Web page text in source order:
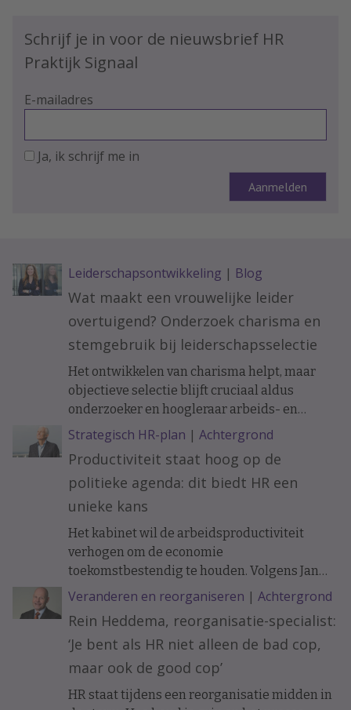
Schrijf je in voor de nieuwsbrief HR
Praktijk Signaal
E-mailadres
Ja, ik schrijf me in
Leiderschapsontwikkeling | Blog
Wat maakt een vrouwelijke leider
overtuigend? Onderzoek charisma en
stemgebruik bij leiderschapsselectie
Het ontwikkelen van charisma helpt, maar
objectieve selectie blijft cruciaal aldus
onderzoeker en hoogleraar arbeids- en
organisatiepsychologie Janneke Oostrom.
Strategisch HR-plan | Achtergrond
Productiviteit staat hoog op de
politieke agenda: dit biedt HR een
unieke kans
Het kabinet wil de arbeidsproductiviteit
verhogen om de economie
toekomstbestendig te houden. Volgens Jan
Tjerk Boonstra biedt de nieuwe
Productiviteitsagenda HR een uitgelezen
kans om een strategischere rol te pakken bij
innovatie, werkontwerp en
organisatieontwikkeling.
Veranderen en reorganiseren | Achtergrond
Rein Heddema, reorganisatie-specialist:
‘Je bent als HR niet alleen de bad cop,
maar ook de good cop’
HR staat tijdens een reorganisatie midden in